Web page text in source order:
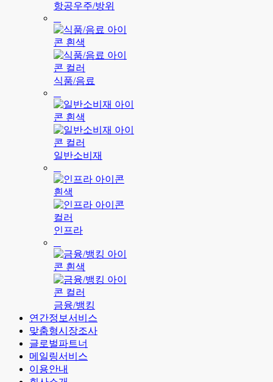
항공우주/방위
식품/음료
일반소비재
인프라
금융/뱅킹
연간정보서비스
맞춤형시장조사
글로벌파트너
메일링서비스
이용안내